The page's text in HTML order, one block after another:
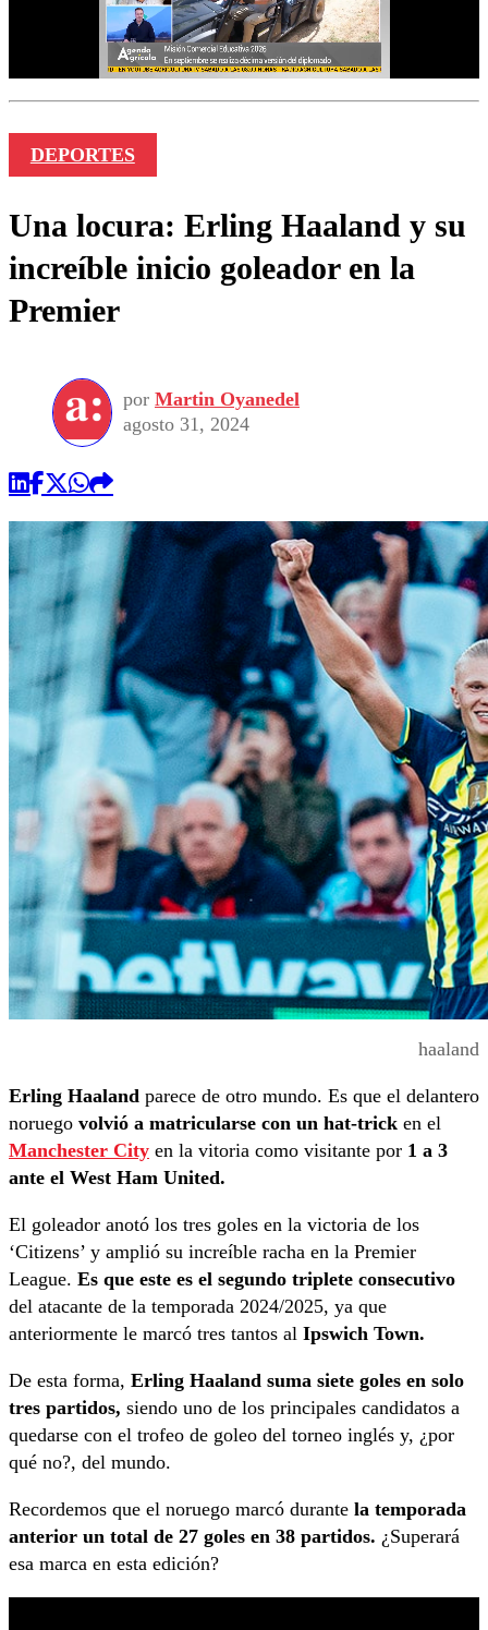
DEPORTES
Una locura: Erling Haaland y su
increíble inicio goleador en la
Premier
por Martin Oyanedel
agosto 31, 2024
haaland
Erling Haaland parece de otro mundo. Es que el delantero
noruego volvió a matricularse con un hat-trick en el
Manchester City en la vitoria como visitante por 1 a 3
ante el West Ham United.
El goleador anotó los tres goles en la victoria de los
‘Citizens’ y amplió su increíble racha en la Premier
League. Es que este es el segundo triplete consecutivo
del atacante de la temporada 2024/2025, ya que
anteriormente le marcó tres tantos al Ipswich Town.
De esta forma, Erling Haaland suma siete goles en solo
tres partidos, siendo uno de los principales candidatos a
quedarse con el trofeo de goleo del torneo inglés y, ¿por
qué no?, del mundo.
Recordemos que el noruego marcó durante la temporada
anterior un total de 27 goles en 38 partidos. ¿Superará
esa marca en esta edición?